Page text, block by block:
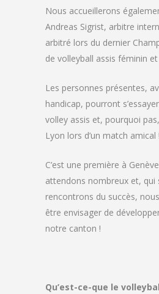
Nous accueillerons
Andreas Sigrist, arbitre
arbitré lors du dernier
de volleyball assis féminin
Les personnes présentes,
handicap, pourront
volley assis et, pourquoi
Lyon lors d’un match amical !
C’est une première à
attendons nombreux et, qui
rencontrons du succès,
être envisager de
notre canton !
Qu’est-ce-que le